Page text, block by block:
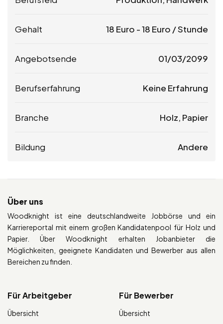
Gehalt 18 Euro -18 Euro / Stunde
Angebotsende 01/03/2099
Berufserfahrung Keine Erfahrung
Branche Holz, Papier
Bildung Andere
Über uns
Woodknight ist eine deutschlandweite Jobbörse und ein
Karriereportal mit einem großen Kandidatenpool für Holz und
Papier. Über Woodknight erhalten Jobanbieter die
Möglichkeiten, geeignete Kandidaten und Bewerber aus allen
Bereichen zu finden.
Für Arbeitgeber
Übersicht
Für Bewerber
Übersicht